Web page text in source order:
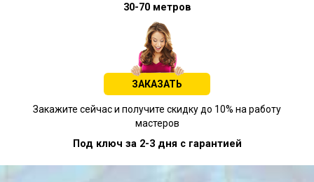
30-70 метров
ЗАКАЗАТЬ
Закажите сейчас и получите скидку до 10% на работу
мастеров
Под ключ за 2-3 дня с гарантией